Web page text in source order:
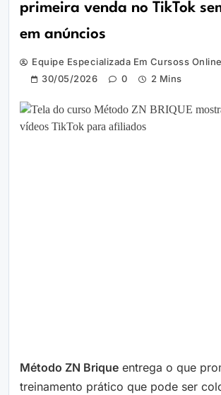
primeira venda no TikTok
em anúncios
Equipe Especializada Em Cursoss Online
30/05/2026
0 2 Mins
Método ZN Brique entrega o que
treinamento prático que pode ser